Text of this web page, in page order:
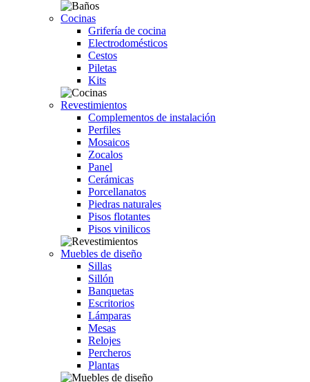
Cocinas
Grifería de cocina
Electrodomésticos
Cestos
Piletas
Kits
Revestimientos
Complementos de instalación
Perfiles
Mosaicos
Zocalos
Panel
Cerámicas
Porcellanatos
Piedras naturales
Pisos flotantes
Pisos vinilicos
Muebles de diseño
Sillas
Sillón
Banquetas
Escritorios
Lámparas
Mesas
Relojes
Percheros
Plantas